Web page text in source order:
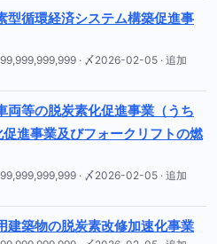
型循環経済システム構築促進事
· 〆2026-02-05 · 追加
両等の脱炭素化促進事業（うち
進事業及びフォークリフトの燃
· 〆2026-02-05 · 追加
建築物の脱炭素改修加速化事業